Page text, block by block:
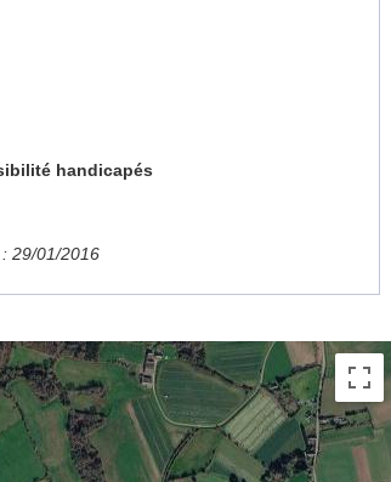
handicapés
29/01/2016